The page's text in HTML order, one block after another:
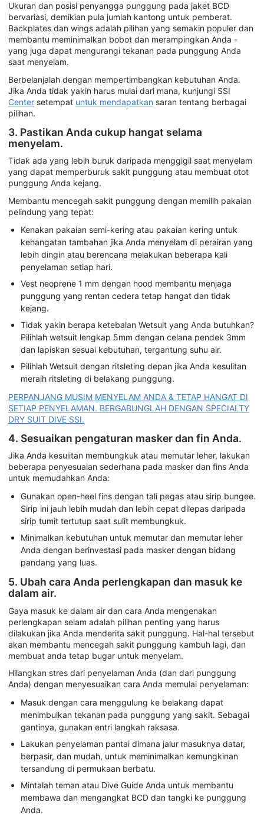
Ukuran dan posisi penyangga punggung pada jaket BCD
bervariasi, demikian pula jumlah kantong untuk pemberat.
Backplates dan wings adalah pilihan yang semakin populer dan
membantu meminimalkan bobot dan merampingkan Anda -
yang juga dapat mengurangi tekanan pada punggung Anda
saat menyelam.
Berbelanjalah dengan mempertimbangkan kebutuhan Anda.
Jika Anda tidak yakin harus mulai dari mana, kunjungi SSI
Center setempat untuk mendapatkan saran tentang berbagai
pilihan.
3. Pastikan Anda cukup hangat selama
menyelam.
Tidak ada yang lebih buruk daripada menggigil saat menyelam
yang dapat memperburuk sakit punggung atau membuat otot
punggung Anda kejang.
Membantu mencegah sakit punggung dengan memilih pakaian
pelindung yang tepat:
Kenakan pakaian semi-kering atau pakaian kering untuk
kehangatan tambahan jika Anda menyelam di perairan yang
lebih dingin atau berencana melakukan beberapa kali
penyelaman setiap hari.
Vest neoprene 1 mm dengan hood membantu menjaga
punggung yang rentan cedera tetap hangat dan tidak
kejang.
Tidak yakin berapa ketebalan Wetsuit yang Anda butuhkan?
Pilihlah wetsuit lengkap 5mm dengan celana pendek 3mm
dan lapiskan sesuai kebutuhan, tergantung suhu air.
Pilihlah Wetsuit dengan ritsleting depan jika Anda kesulitan
meraih ritsleting di belakang punggung.
PERPANJANG MUSIM MENYELAM ANDA & TETAP HANGAT DI
SETIAP PENYELAMAN. BERGABUNGLAH DENGAN SPECIALTY
DRY SUIT DIVE SSI.
4. Sesuaikan pengaturan masker dan fin Anda.
Jika Anda kesulitan membungkuk atau memutar leher, lakukan
beberapa penyesuaian sederhana pada masker dan fins Anda
untuk memudahkan Anda:
Gunakan open-heel fins dengan tali pegas atau sirip bungee.
Sirip ini jauh lebih mudah dan lebih cepat dilepas daripada
sirip tumit tertutup saat sulit membungkuk.
Minimalkan kebutuhan untuk memutar dan memutar leher
Anda dengan berinvestasi pada masker dengan bidang
pandang yang luas.
5. Ubah cara Anda perlengkapan dan masuk ke
dalam air.
Gaya masuk ke dalam air dan cara Anda mengenakan
perlengkapan selam adalah pilihan penting yang harus
dilakukan jika Anda menderita sakit punggung. Hal-hal tersebut
akan membantu mencegah sakit punggung kambuh lagi, dan
membuat anda tetap bugar untuk menyelam.
Hilangkan stres dari penyelaman Anda (dan dari punggung
Anda) dengan menyesuaikan cara Anda memulai penyelaman:
Masuk dengan cara menggulung ke belakang dapat
menimbulkan tekanan pada punggung yang sakit. Sebagai
gantinya, gunakan entri langkah raksasa.
Lakukan penyelaman pantai dimana jalur masuknya datar,
berpasir, dan mudah, untuk meminimalkan kemungkinan
tersandung di permukaan berbatu.
Mintalah teman atau Dive Guide Anda untuk membantu
membawa dan mengangkat BCD dan tangki ke punggung
Anda.